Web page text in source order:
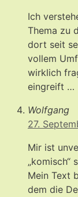
Ich
Thema zu
dort seit
vollem
wirklich
eingreift …
Wolfgang
27.
Mir ist
„komisch“
Mein Text
dem die